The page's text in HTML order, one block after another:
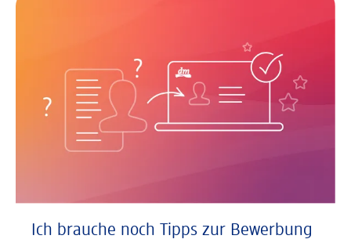
Ich brauche noch Tipps zur Bewerbung